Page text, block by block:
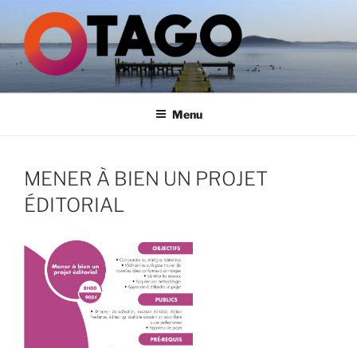
contenu
principal
GROUPE OTAGO
Menu
MENER À BIEN UN PROJET
ÉDITORIAL